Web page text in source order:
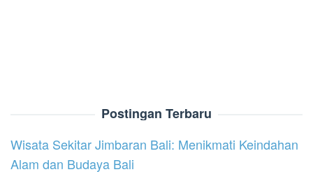
Postingan Terbaru
Wisata Sekitar Jimbaran Bali: Menikmati Keindahan
Alam dan Budaya Bali